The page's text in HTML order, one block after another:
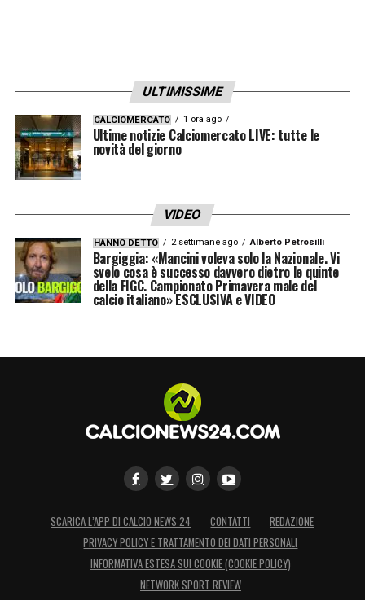
ULTIMISSIME
CALCIOMERCATO 1 ora ago
Ultime notizie Calciomercato LIVE: tutte le
novità del giorno
VIDEO
HANNO DETTO 2 settimane ago Alberto Petrosilli
Bargiggia: «Mancini voleva solo la Nazionale. Vi
svelo cosa è successo davvero dietro le quinte
della FIGC. Campionato Primavera male del
calcio italiano» ESCLUSIVA e VIDEO
SCARICA L’APP DI CALCIO NEWS 24 CONTATTI
REDAZIONE
PRIVACY POLICY E TRATTAMENTO DEI DATI PERSONALI
INFORMATIVA ESTESA SUI COOKIE (COOKIE POLICY)
NETWORK SPORT REVIEW